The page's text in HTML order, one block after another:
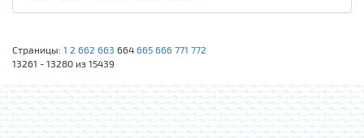
Страницы: 1 2 662 663 664 665 666 771 772
13261 - 13280 из 15439